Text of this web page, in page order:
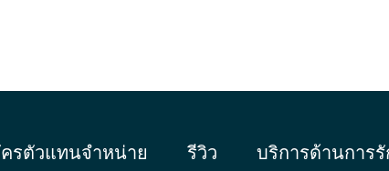
รตัวแทนจำหน่าย รีวิว บริการด้านการ